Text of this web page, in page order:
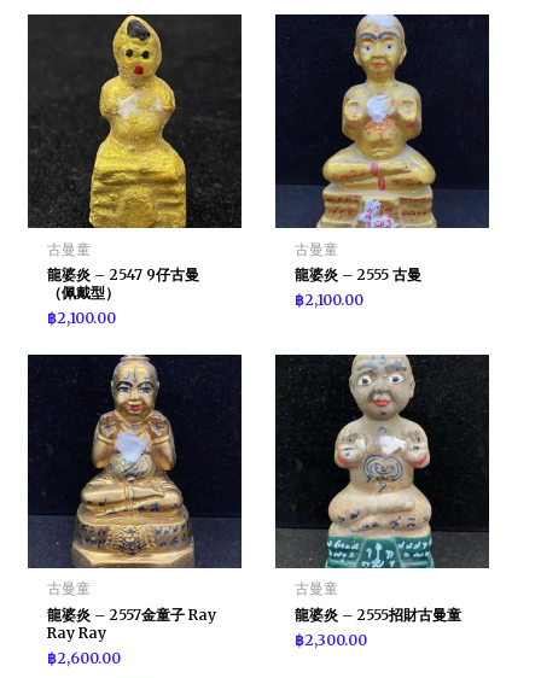
古曼童
龍婆炎 – 2547 9仔古曼
（佩戴型）
฿2,100.00
古曼童
龍婆炎 – 2555 古曼
฿2,100.00
古曼童
龍婆炎 – 2557金童子 Ray
Ray Ray
฿2,600.00
古曼童
龍婆炎 – 2555招財古曼童
฿2,300.00